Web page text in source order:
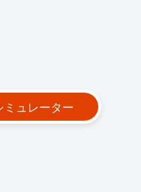
ミュレーター